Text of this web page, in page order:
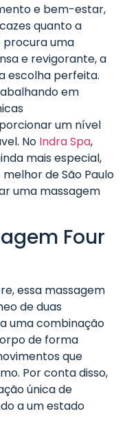
e bem-estar,
quanto a
procura uma
e revigorante, a
escolha perfeita.
em
um nível
No Indra Spa,
mais especial,
de São Paulo
uma massagem
Four
essa massagem
de duas
uma combinação
de forma
que
Por conta disso,
única de
a um estado